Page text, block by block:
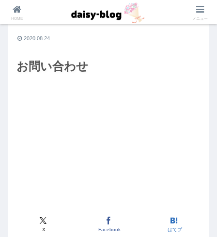
お問い合わせ
X Facebook はてブ
2020.08.24
HOME メニュー